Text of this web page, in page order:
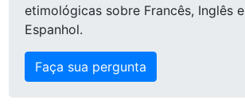
etimológicas sobre Francês, Inglês e
Espanhol.
Faça sua pergunta